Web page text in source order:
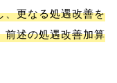
、更なる処遇改善を
前述の処遇改善加算